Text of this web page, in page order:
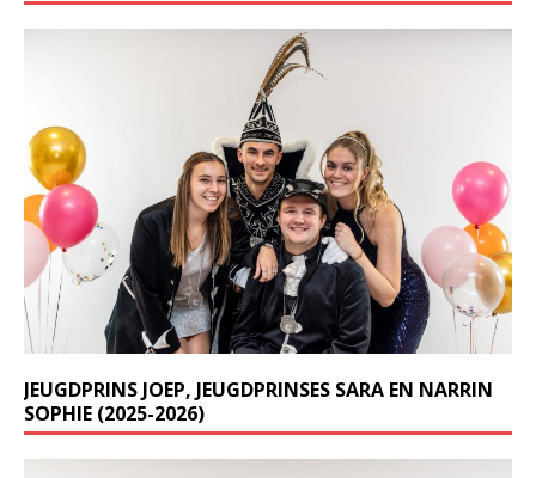
JEUGDPRINS JOEP, JEUGDPRINSES SARA EN NARRIN
SOPHIE (2025-2026)